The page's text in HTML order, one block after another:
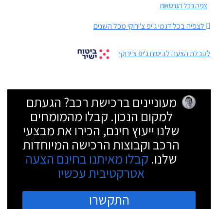
צפה בכל הגרסאות
לצפיה בכל דגמי ג'יפ צ'ירוקי מכל השנים
לקבלת הצעה לביטוח ג'יפ צ'ירוקי
מעוניינים ברכישת רכב? הגעתם
למקום הנכון. קבלו מהמומחים
שלנו ייעוץ חינם, הכירו את מבצעי
הרכב וקבוצות הרכישה המיוחדות
שלנו. קבלו מאיתנו בחינם הצעה
אטרקטיבית עכשיו
התקשרו